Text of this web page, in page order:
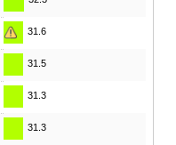
31.6
31.5
31.3
31.3